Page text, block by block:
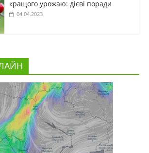
кращого урожаю: дієві поради
04.04.2023